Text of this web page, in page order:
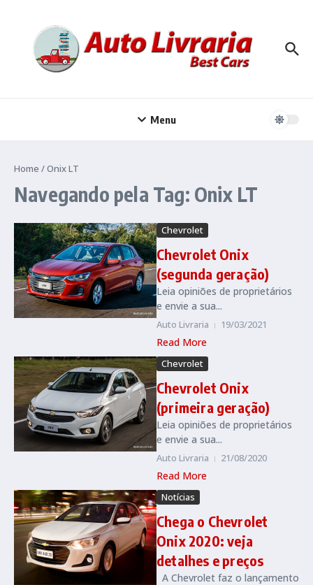
Menu
Home /Onix LT
Navegando pela Tag: Onix LT
Chevrolet
Chevrolet Onix
(segunda geração)
Leia opiniões de proprietários
e envie a sua...
Auto Livraria 19/03/2021
Read More
Chevrolet
Chevrolet Onix
(primeira geração)
Leia opiniões de proprietários
e envie a sua...
Auto Livraria 21/08/2020
Read More
Notícias
Chega o Chevrolet
Onix 2020: veja
detalhes e preços
A Chevrolet faz o lançamento